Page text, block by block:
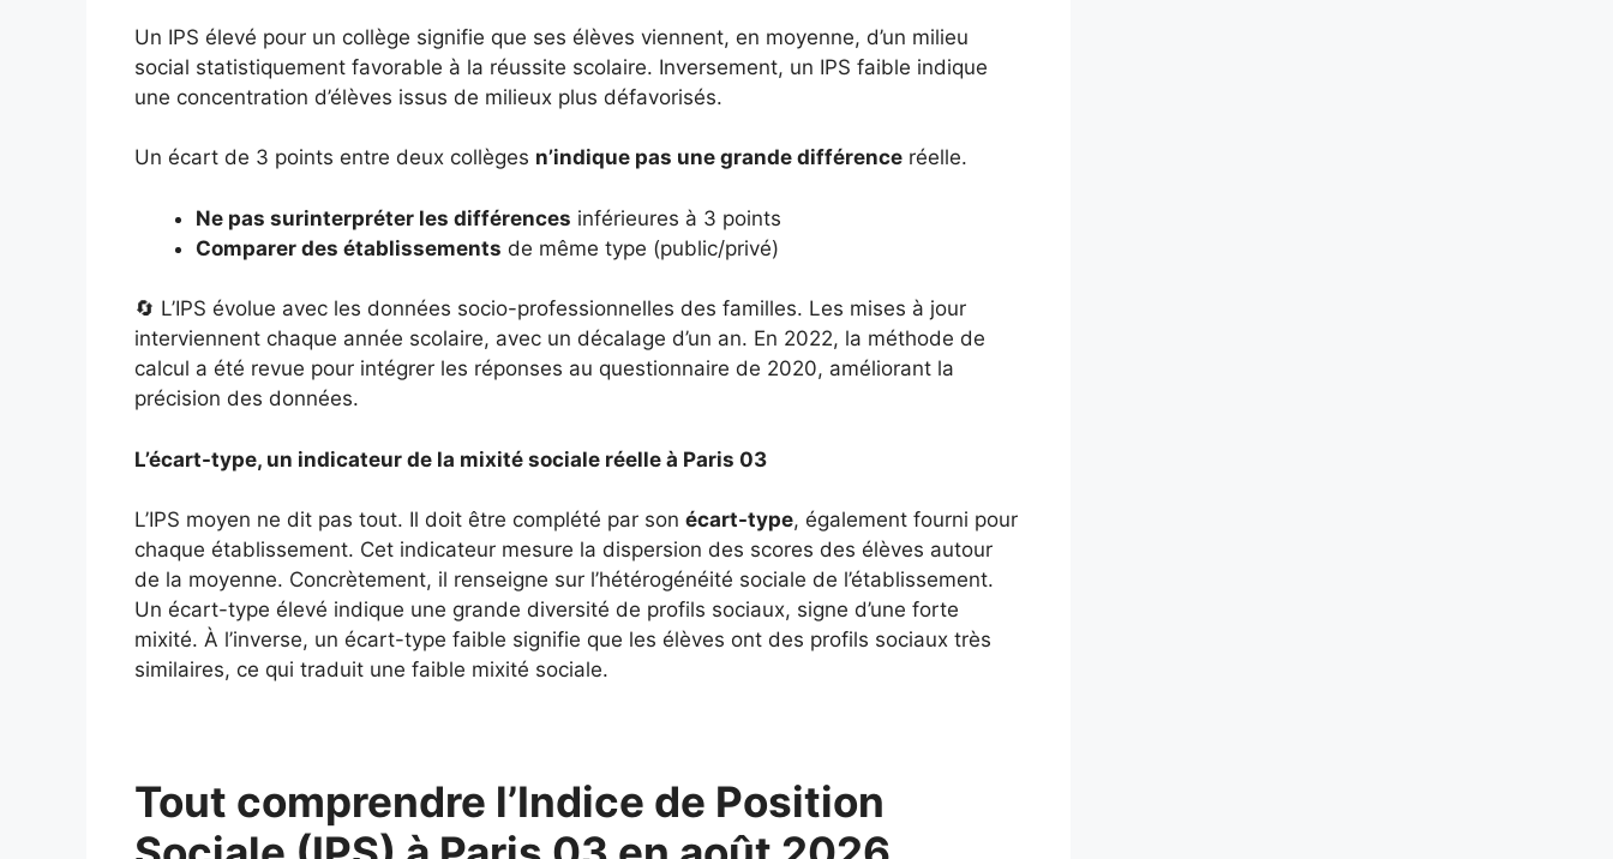
Un IPS élevé pour un collège signifie que ses élèves viennent, en moyenne, d’un milieu
social statistiquement favorable à la réussite scolaire. Inversement, un IPS faible indique
une concentration d’élèves issus de milieux plus défavorisés.
Un écart de 3 points entre deux collèges n’indique pas une grande différence réelle.
Ne pas surinterpréter les différences inférieures à 3 points
Comparer des établissements de même type (public/privé)
🔄 L’IPS évolue avec les données socio-professionnelles des familles. Les mises à jour
interviennent chaque année scolaire, avec un décalage d’un an. En 2022, la méthode de
calcul a été revue pour intégrer les réponses au questionnaire de 2020, améliorant la
précision des données.
L’écart-type, un indicateur de la mixité sociale réelle à Paris 03
L’IPS moyen ne dit pas tout. Il doit être complété par son écart-type, également fourni pour
chaque établissement. Cet indicateur mesure la dispersion des scores des élèves autour
de la moyenne. Concrètement, il renseigne sur l’hétérogénéité sociale de l’établissement.
Un écart-type élevé indique une grande diversité de profils sociaux, signe d’une forte
mixité. À l’inverse, un écart-type faible signifie que les élèves ont des profils sociaux très
similaires, ce qui traduit une faible mixité sociale.
Tout comprendre l’Indice de Position